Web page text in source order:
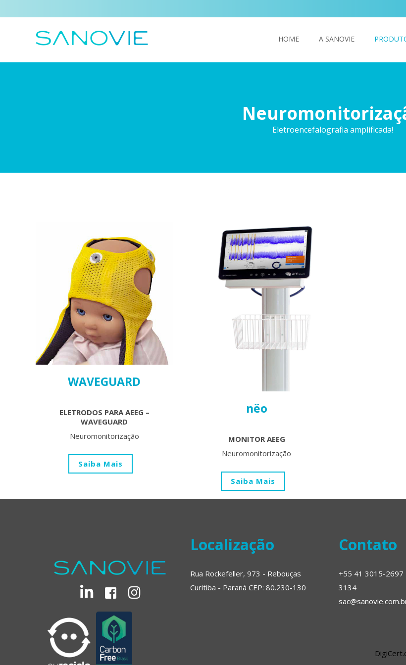
HOME A SANOVIE
Eletroencefalografia amplificada!
WAVEGUARD
ELETRODOS PARA AEEG –
WAVEGUARD
Neuromonitorização
Saiba Mais
nëo
MONITOR AEEG
Neuromonitorização
Saiba Mais
Localização
Rua Rockefeller, 973 - Rebouças
Curitiba - Paraná CEP: 80.230-130
Contato
+55 41 3015-
3134